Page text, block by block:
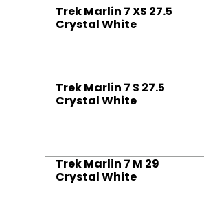
Trek Marlin 7 XS 27.5
Crystal White
Trek Marlin 7 S 27.5
Crystal White
Trek Marlin 7 M 29
Crystal White